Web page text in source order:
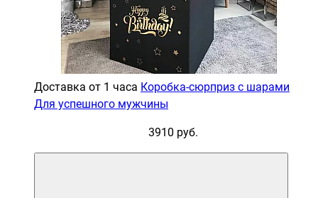
Доставка от 1 часа Коробка-сюрприз с шарами
Для успешного мужчины
3910 руб.